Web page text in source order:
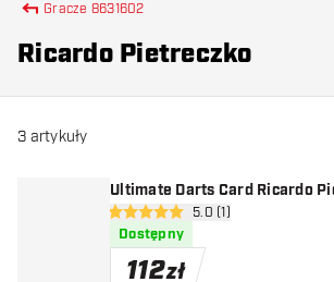
Gracze 8631602
Ricardo Pietreczko
3 artykuły
Ultimate Darts Card Ricardo
otwórz panel recenzji
5 gwiazdki oceny
5.0 (1)
Dostępny
112zł